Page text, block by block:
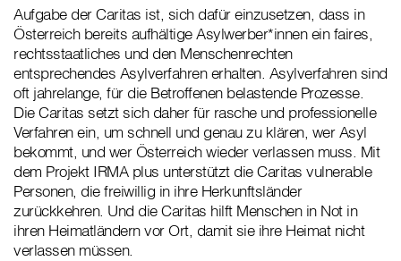
Aufgabe der Caritas ist, sich dafür einzusetzen, dass in
Österreich bereits aufhältige Asylwerber*innen ein faires,
rechtsstaatliches und den Menschenrechten
entsprechendes Asylverfahren erhalten. Asylverfahren sind
oft jahrelange, für die Betroffenen belastende Prozesse.
Die Caritas setzt sich daher für rasche und professionelle
Verfahren ein, um schnell und genau zu klären, wer Asyl
bekommt, und wer Österreich wieder verlassen muss. Mit
dem Projekt IRMA plus unterstützt die Caritas vulnerable
Personen, die freiwillig in ihre Herkunftsländer
zurückkehren. Und die Caritas hilft Menschen in Not in
ihren Heimatländern vor Ort, damit sie ihre Heimat nicht
verlassen müssen.